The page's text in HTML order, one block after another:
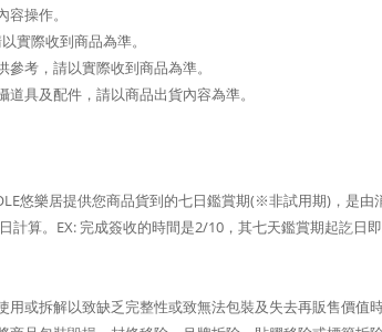
操作。
實際收到商品為準。
考，請以實際收到商品為準。
具及配件，請以商品出貨內容為準。
悠樂居提供您商品貨到的七日鑑賞期(※非試用期)，是
計算。EX: 完成簽收的時間是2/10，其七天鑑賞期起訖日即
或拆解以致缺乏完整性或致無法包裝及失去再販售價值